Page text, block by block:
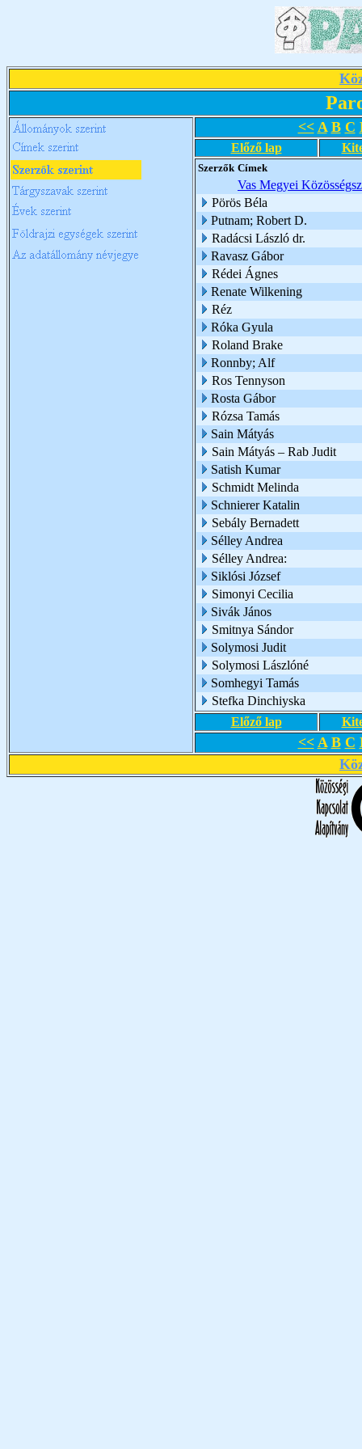
<< A B C
Előző lap
Szerzők Címek
Vas Megyei
Pörös Béla
Putnam; Robert D.
Radácsi László dr.
Ravasz Gábor
Rédei Ágnes
Renate Wilkening
Réz
Róka Gyula
Roland Brake
Ronnby; Alf
Ros Tennyson
Rosta Gábor
Rózsa Tamás
Sain Mátyás
Sain Mátyás – Rab Judit
Satish Kumar
Schmidt Melinda
Schnierer Katalin
Sebály Bernadett
Sélley Andrea
Sélley Andrea:
Siklósi József
Simonyi Cecilia
Sivák János
Smitnya Sándor
Solymosi Judit
Solymosi Lászlóné
Somhegyi Tamás
Stefka Dinchiyska
Előző lap
<< A B C